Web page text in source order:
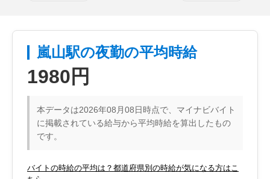
嵐山駅の夜勤の平均時給
1980円
本データは2026年08月08日時点で、マイナビバイト
に掲載されている給与から平均時給を算出したもの
です。
バイトの時給の平均は？都道府県別の時給が気になる方はこ